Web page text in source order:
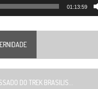
01:13:59
DO TREK BRASILIS...